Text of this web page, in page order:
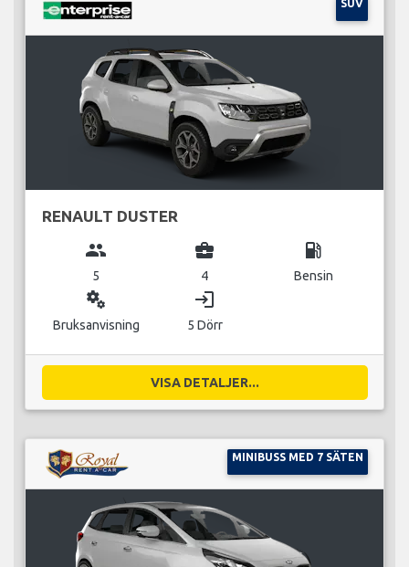
SUV
RENAULT DUSTER
group
5
business_center
4
local_gas_station
Bensin
miscellaneous_services
Bruksanvisning
login
5 Dörr
VISA DETALJER...
MINIBUSS MED 7 SÄTEN